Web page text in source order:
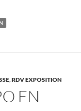
,RDV EXPOSITION
EN